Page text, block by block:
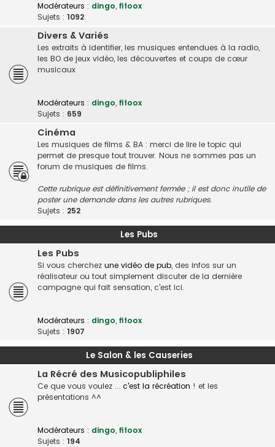
Modérateurs : dingo, fifoox
Sujets : 1092
Divers & Variés
Les extraits à identifier, les musiques entendues à la radio,
les BO de jeux vidéo, les découvertes et coups de cœur
musicaux
Modérateurs : dingo, fifoox
Sujets : 659
Cinéma
Les musiques de films & BA : merci de lire le topic qui
permet de presque tout trouver. Nous ne sommes pas un
forum de musiques de films.
Cette rubrique est définitivement fermée ; il est donc inutile de
poster une demande dans les autres rubriques.
Sujets : 252
Les Pubs
Les Pubs
Si vous cherchez une vidéo de pub, des infos sur un
réalisateur ou tout simplement discuter de la dernière
campagne qui fait sensation, c'est ici.
Modérateurs : dingo, fifoox
Sujets : 1907
Le Salon & les Causeries
La Récré des Musicopubliphiles
Ce que vous voulez ... c'est la récréation ! et les
présentations ^^
Modérateurs : dingo, fifoox
Sujets : 194